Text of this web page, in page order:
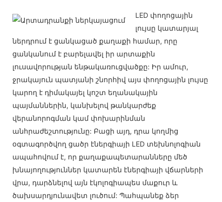
LED փողոցային
լույսը կատարյալ
ներդրում է ցանկացած քաղաքի համար, որը
ցանկանում է բարելավել իր արտաքին
լուսավորության ենթակառուցվածքը: Իր ամուր,
ջրակայուն պատյանի շնորհիվ այս փողոցային լույսը
կարող է դիմակայել կոշտ եղանակային
պայմաններին, կանխելով թանկարժեք
վերանորոգման կամ փոխարինման
անհրաժեշտությունը: Բացի այդ, դրա կողմից
օգտագործվող ցածր էներգիայի LED տեխնոլոգիան
ապահովում է, որ քաղաքապետարանները մեծ
խնայողություններ կատարեն էներգիայի վճարների
վրա, դարձնելով այն էկոլոգիապես մաքուր և
ծախսարդյունավետ լուծում: Պահպանեք ձեր